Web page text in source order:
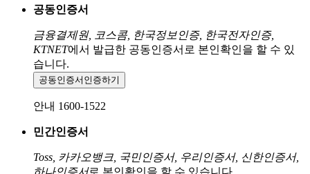
공동인증서
금융결제원, 코스콤, 한국정보인증, 한국전자인증,
KTNET에서 발급한 공동인증서로 본인확인을 할 수 있
습니다.
공동인증서 인증하기
안내 1600-1522
민간인증서
Toss, 카카오뱅크, 국민인증서, 우리인증서, 신한인증서,